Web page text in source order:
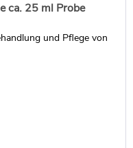
ca. 25 ml Probe
und Pflege von